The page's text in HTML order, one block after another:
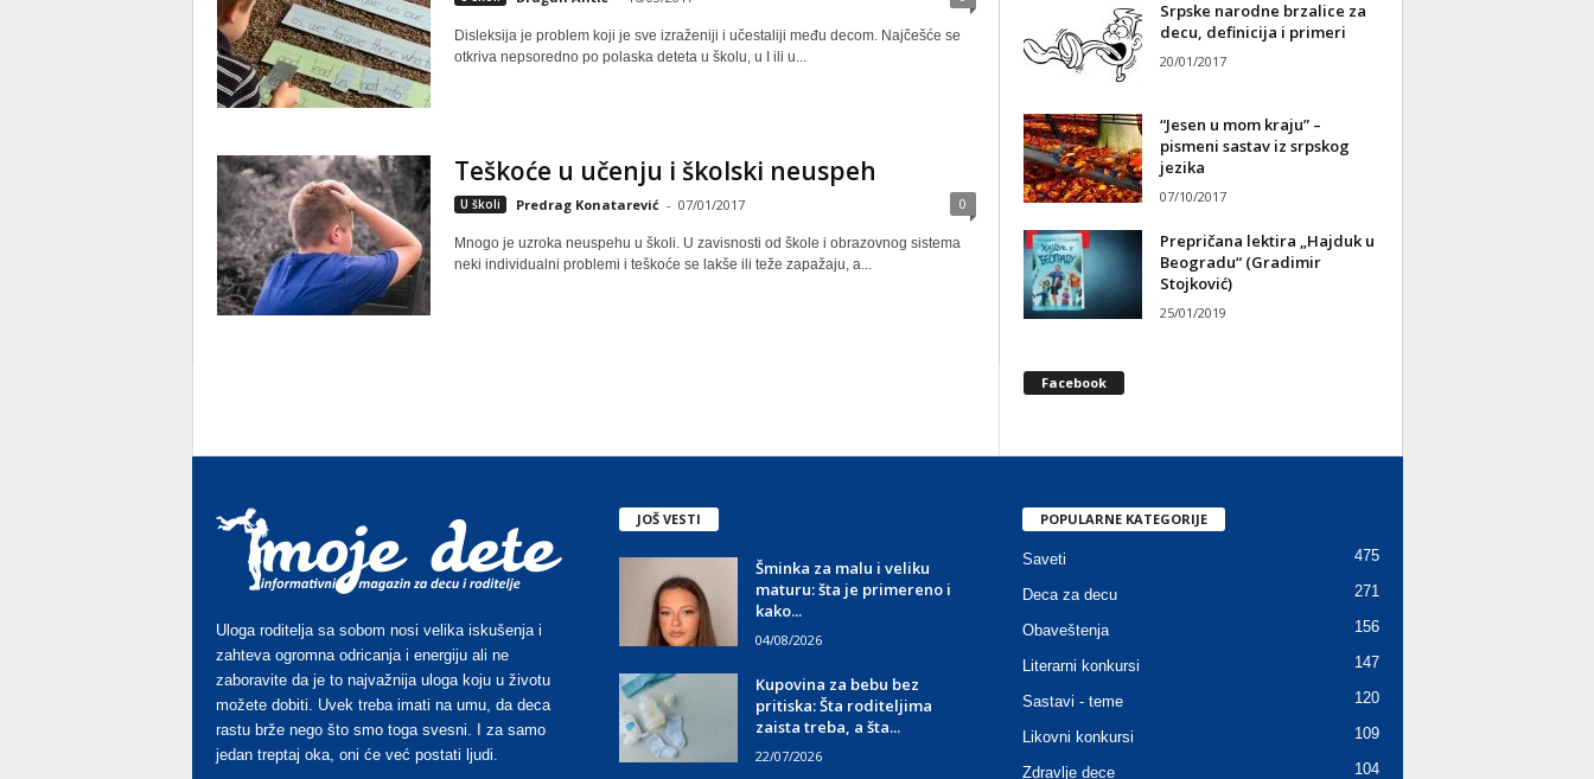
Disleksija je problem koji je sve izraženiji i učestaliji među decom. Najčešće se
otkriva nepsoredno po polaska deteta u školu, u I ili u...
Teškoće u učenju i školski neuspeh
U školi Predrag Konatarević - 07/01/2017 0
Mnogo je uzroka neuspehu u školi. U zavisnosti od škole i obrazovnog sistema
neki individualni problemi i teškoće se lakše ili teže zapažaju, a...
Srpske narodne brzalice za
decu, definicija i primeri
20/01/2017
“Jesen u mom kraju” –
pismeni sastav iz srpskog
jezika
07/10/2017
Prepričana lektira „Hajduk u
Beogradu“ (Gradimir
Stojković)
25/01/2019
Facebook
Uloga roditelja sa sobom nosi velika iskušenja i
zahteva ogromna odricanja i energiju ali ne
zaboravite da je to najvažnija uloga koju u životu
možete dobiti. Uvek treba imati na umu, da deca
rastu brže nego što smo toga svesni. I za samo
jedan treptaj oka, oni će već postati ljudi.
JOŠ VESTI
Šminka za malu i veliku
maturu: šta je primereno i
kako...
04/08/2026
Kupovina za bebu bez
pritiska: Šta roditeljima
zaista treba, a šta...
22/07/2026
POPULARNE KATEGORIJE
Saveti 475
Deca za decu 271
Obaveštenja 156
Literarni konkursi 147
Sastavi - teme 120
Likovni konkursi 109
Zdravlje dece 104